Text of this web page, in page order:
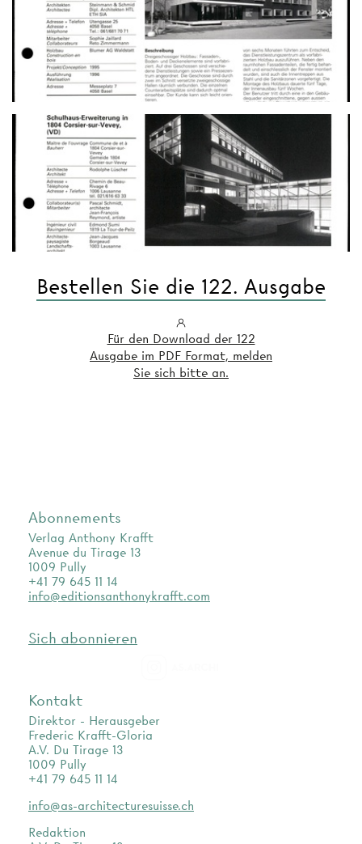
Bestellen Sie die 122. Ausgabe
Für den Download der 122
Ausgabe im PDF Format, melden
Sie sich bitte an.
Abonnements
Verlag Anthony Krafft
Avenue du Tirage 13
1009 Pully
+41 79 645 11 14
info@editionsanthonykrafft.com
Sich abonnieren
Kontakt
Direktor - Herausgeber
Frederic Krafft-Gloria
A.V. Du Tirage 13
1009 Pully
+41 79 645 11 14
info@as-architecturesuisse.ch
Redaktion